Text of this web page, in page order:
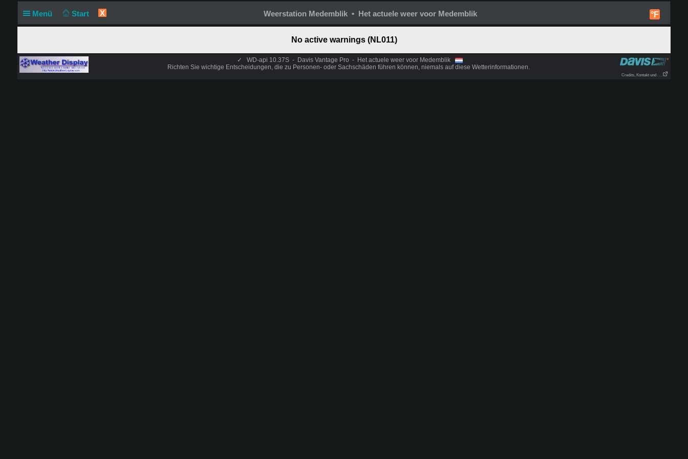
Menü Start X °F
Weerstation Medemblik • Het actuele weer voor Medemblik
No active warnings (NL011)
✓
WD-api 10.37S - Davis Vantage Pro - Het actuele weer voor Medemblik
Richten Sie wichtige Entscheidungen, die zu Personen- oder Sachschäden führen können, niemals auf diese Wetterinformationen.
Credits, Kontakt und . . .